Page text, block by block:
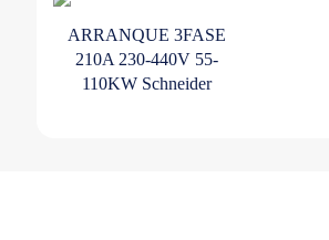
ARRANQUE 3FASE
210A 230-440V 55-
110KW Schneider